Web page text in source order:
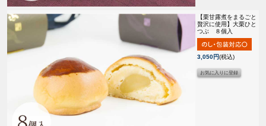
【栗甘露煮をまるごと
贅沢に使用】 大栗ひと
つぶ ８個入
3,050円(税込)